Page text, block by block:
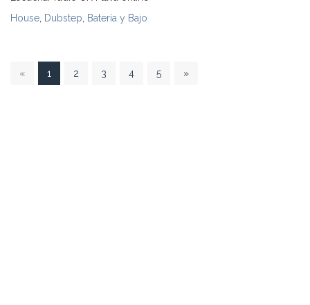
House Dubstep Batería y Bajo
« 1 2 3 4 5 »